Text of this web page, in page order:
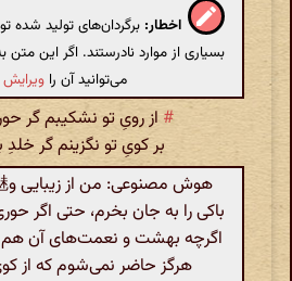
اخطار: برگردان‌های تولید
بسیاری از موارد نادرستند. اگر این
می‌توانید آن را ویرایش
#از رویِ تو نشکیبم گر
بر کویِ تو نگزینم گر
باکی را به جان بخرم، حتی اگر
اگرچه بهشت و نعمت‌های آن هم
هرگز حاضر نمی‌شوم که از